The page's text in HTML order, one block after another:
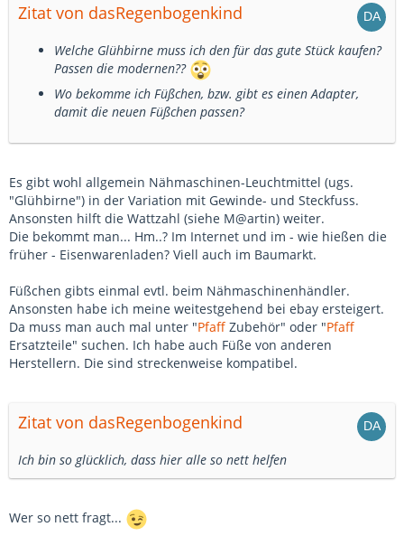
Zitat von dasRegenbogenkind
Welche Glühbirne muss ich den für das gute Stück kaufen?
Passen die modernen??
Wo bekomme ich Füßchen, bzw. gibt es einen Adapter,
damit die neuen Füßchen passen?
Es gibt wohl allgemein Nähmaschinen-Leuchtmittel (ugs.
"Glühbirne") in der Variation mit Gewinde- und Steckfuss.
Ansonsten hilft die Wattzahl (siehe M@artin) weiter.
Die bekommt man... Hm..? Im Internet und im - wie hießen die
früher - Eisenwarenladen? Viell auch im Baumarkt.
Füßchen gibts einmal evtl. beim Nähmaschinenhändler.
Ansonsten habe ich meine weitestgehend bei ebay ersteigert.
Da muss man auch mal unter "Pfaff Zubehör" oder "Pfaff
Ersatzteile" suchen. Ich habe auch Füße von anderen
Herstellern. Die sind streckenweise kompatibel.
Zitat von dasRegenbogenkind
Ich bin so glücklich, dass hier alle so nett helfen
Wer so nett fragt...